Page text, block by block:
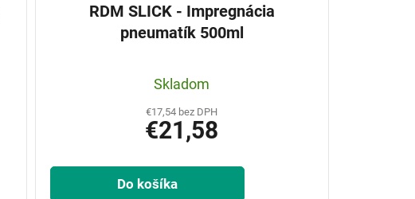
RDM SLICK - Impregnácia
pneumatík 500ml
Skladom
€17,54 bez DPH
€21,58
Do košíka